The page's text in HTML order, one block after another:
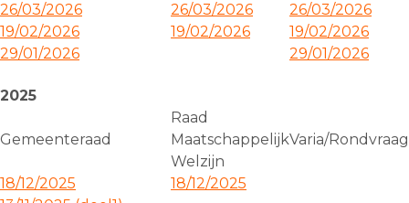
26/03/2026
26/03/2026
26/03/2026
19/02/2026
19/02/2026
19/02/2026
29/01/2026
29/01/2026
2025
Gemeenteraad
Raad
Maatschappelijk
Welzijn
Varia/Rondvraag
18/12/2025
18/12/2025